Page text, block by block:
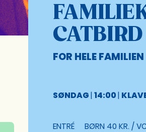
CATBIRD
FOR HELE FAMILIEN
SØNDAG|14:00|
ENTRÉ BØRN 40 KR. /